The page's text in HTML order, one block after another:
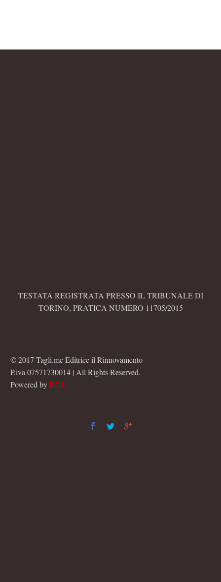
TESTATA REGISTRATA PRESSO IL TRIBUNALE DI
TORINO, PRATICA NUMERO 11705/2015
© 2017 Tagli.me Editrice il Rinnovamento
P.iva 07571730014 | All Rights Reserved.
Powered byBDS